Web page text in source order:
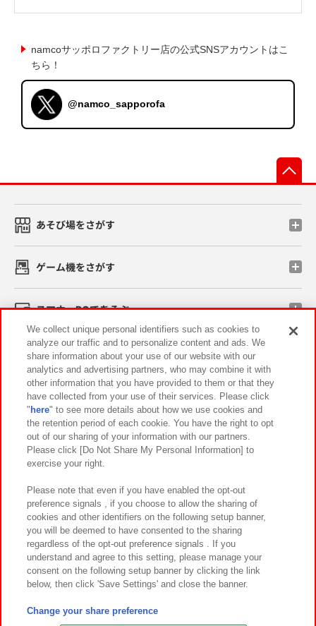
namcoサッポロファクトリー店の公式SNSアカウントはこ
ちら！
@namco_sapporofa
あそび場をさがす
ゲーム機をさがす
スマホ・PCであそぶ
イベント・キャンペーン
関連会社 サステナビリティ サイトポリシー
プライバシーポリシー ウェブアクセシビリティ方針と検証結果
お取引先さまとともに
カスタマーハラスメント対応方針 よくあるご質問・お問い合わせ
©Bandai Namco Amusement Inc.
©Bandai Namco Amusement Lab Inc.
We collect unique personal identifiers such as cookies to
analyze our traffic and to personalize content and ads. We
share information about your use of our website with our
analytics and advertising partners, who may combine it with
other information that you have provided to them or that they
have collected from your use of their services. Please click
" here" to see more details about how we use cookies and
the retention period of each cookie. You have the right to opt
out of our sharing of your information with our partners.
Please click [Do Not Share My Personal Information] to
exercise your right.
Please note that even if you have enabled the opt-out
preference signals , if you choose to allow the sharing of
cookies and other identifiers on the following setup banner,
you will be deemed to have consented to the sharing
regardless of the opt-out preference signals . If you
understand and agree to this setting, please manage your
consent on the following setup banner by clicking the link
below, then click 'Save Settings' and close the banner.
Change your share preference